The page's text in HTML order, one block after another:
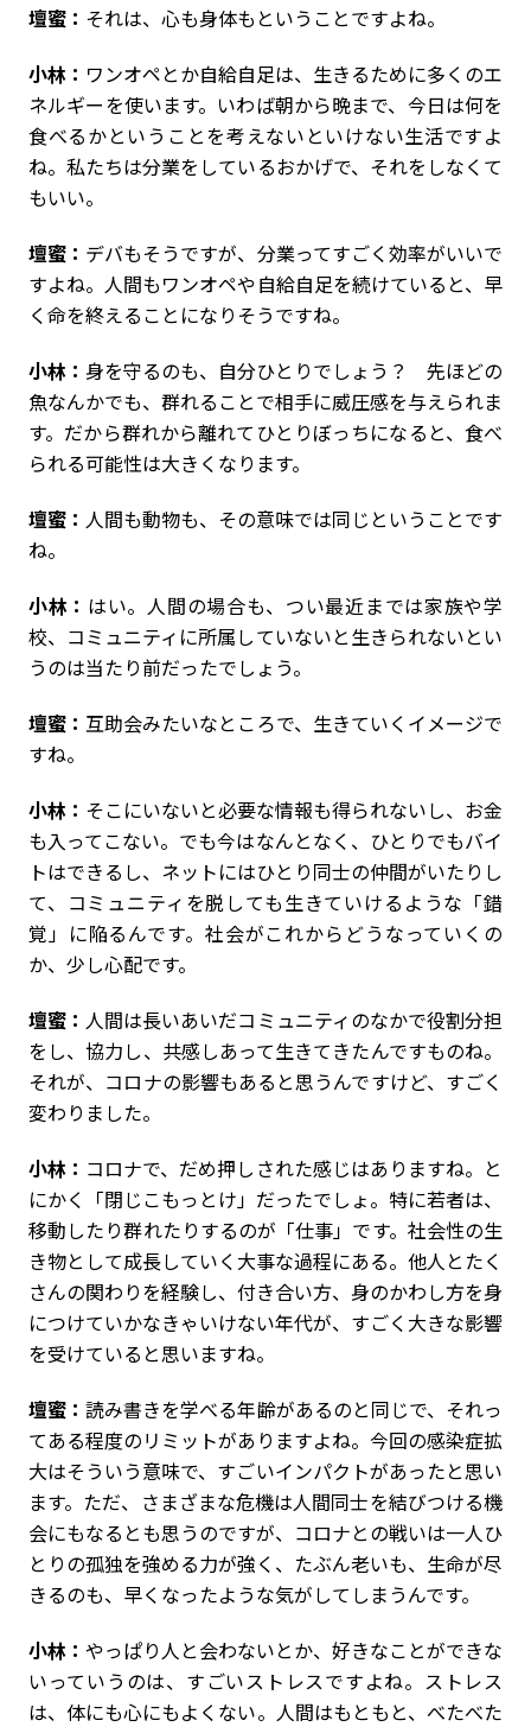
壇蜜： それは、心も身体もということですよね。
小林： ワンオペとか自給自足は、生きるために多くのエ
ネルギーを使います。いわば朝から晩まで、今日は何を
食べるかということを考えないといけない生活ですよ
ね。私たちは分業をしているおかげで、それをしなくて
もいい。
壇蜜： デバもそうですが、分業ってすごく効率がいいで
すよね。人間もワンオペや自給自足を続けていると、早
く命を終えることになりそうですね。
小林： 身を守るのも、自分ひとりでしょう？ 先ほどの
魚なんかでも、群れることで相手に威圧感を与えられま
す。だから群れから離れてひとりぼっちになると、食べ
られる可能性は大きくなります。
壇蜜： 人間も動物も、その意味では同じということです
ね。
小林： はい。人間の場合も、つい最近までは家族や学
校、コミュニティに所属していないと生きられないとい
うのは当たり前だったでしょう。
壇蜜：互助会みたいなところで、生きていくイメージで
すね。
小林： そこにいないと必要な情報も得られないし、お金
も入ってこない。でも今はなんとなく、ひとりでもバイ
トはできるし、ネットにはひとり同士の仲間がいたりし
て、コミュニティを脱しても生きていけるような「錯
覚」に陥るんです。社会がこれからどうなっていくの
か、少し心配です。
壇蜜： 人間は長いあいだコミュニティのなかで役割分担
をし、協力し、共感しあって生きてきたんですものね。
それが、コロナの影響もあると思うんですけど、すごく
変わりました。
小林： コロナで、だめ押しされた感じはありますね。と
にかく「閉じこもっとけ」だったでしょ。特に若者は、
移動したり群れたりするのが「仕事」です。社会性の生
き物として成長していく大事な過程にある。他人とたく
さんの関わりを経験し、付き合い方、身のかわし方を身
につけていかなきゃいけない年代が、すごく大きな影響
を受けていると思いますね。
壇蜜：読み書きを学べる年齢があるのと同じで、それっ
てある程度のリミットがありますよね。今回の感染症拡
大はそういう意味で、すごいインパクトがあったと思い
ます。ただ、さまざまな危機は人間同士を結びつける機
会にもなるとも思うのですが、コロナとの戦いは一人ひ
とりの孤独を強める力が強く、たぶん老いも、生命が尽
きるのも、早くなったような気がしてしまうんです。
小林： やっぱり人と会わないとか、好きなことができな
いっていうのは、すごいストレスですよね。ストレス
は、体にも心にもよくない。人間はもともと、べたべた